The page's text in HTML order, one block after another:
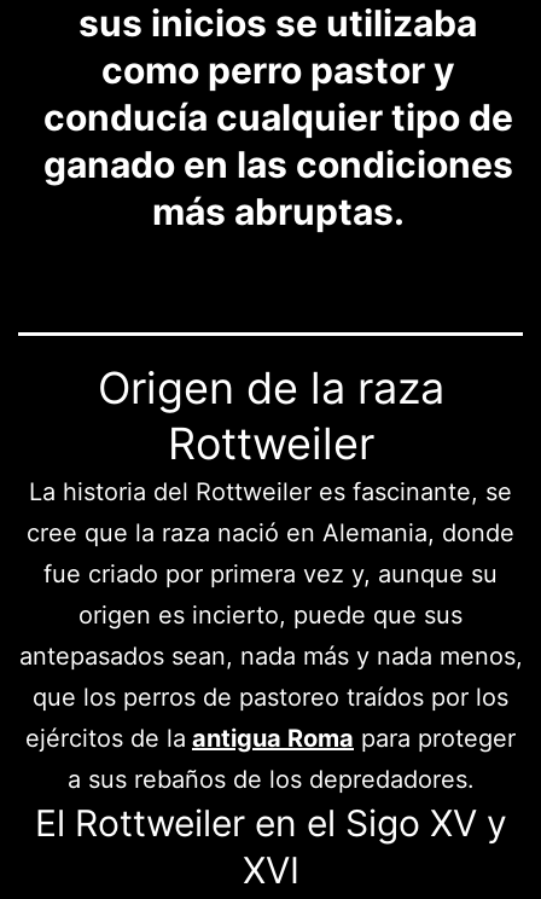
sus inicios se utilizaba
como perro pastor y
conducía cualquier tipo de
ganado en las condiciones
más abruptas.
Origen de la raza
Rottweiler
La historia del Rottweiler es fascinante, se
cree que la raza nació en Alemania, donde
fue criado por primera vez y, aunque su
origen es incierto, puede que sus
antepasados sean, nada más y nada menos,
que los perros de pastoreo traídos por los
ejércitos de la antigua Roma para proteger
a sus rebaños de los depredadores.
El Rottweiler en el Sigo XV y
XVI